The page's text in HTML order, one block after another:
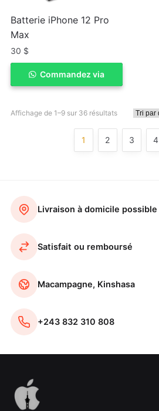
Batterie iPhone 12 Pro
Max
30 $
ACHETER
Commandez via
Affichage de 1–9 sur 36 résultats
1 2 3 4
Livraison à domicile possible
Satisfait ou remboursé
Macampagne, Kinshasa
+243 832 310 808